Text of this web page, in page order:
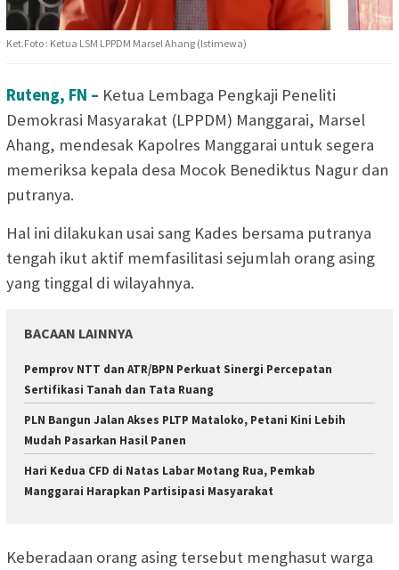
Ket.Foto : Ketua LSM LPPDM Marsel Ahang (Istimewa)
Ruteng, FN – Ketua Lembaga Pengkaji Peneliti
Demokrasi Masyarakat (LPPDM) Manggarai, Marsel
Ahang, mendesak Kapolres Manggarai untuk segera
memeriksa kepala desa Mocok Benediktus Nagur dan
putranya.
Hal ini dilakukan usai sang Kades bersama putranya
tengah ikut aktif memfasilitasi sejumlah orang asing
yang tinggal di wilayahnya.
BACAAN LAINNYA
Pemprov NTT dan ATR/BPN Perkuat Sinergi Percepatan
Sertifikasi Tanah dan Tata Ruang
PLN Bangun Jalan Akses PLTP Mataloko, Petani Kini Lebih
Mudah Pasarkan Hasil Panen
Hari Kedua CFD di Natas Labar Motang Rua, Pemkab
Manggarai Harapkan Partisipasi Masyarakat
Keberadaan orang asing tersebut menghasut warga